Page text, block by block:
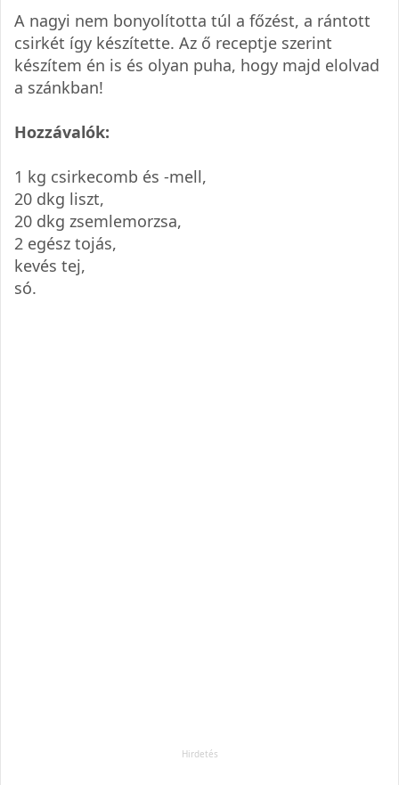
A nagyi nem bonyolította túl a főzést, a rántott
csirkét így készítette. Az ő receptje szerint
készítem én is és olyan puha, hogy majd elolvad
a szánkban!
Hozzávalók:
1 kg csirkecomb és -mell,
20 dkg liszt,
20 dkg zsemlemorzsa,
2 egész tojás,
kevés tej,
só.